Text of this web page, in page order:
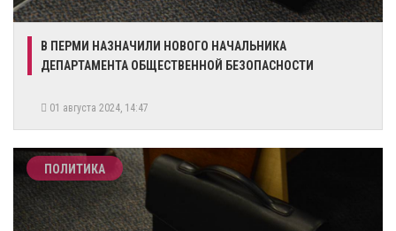
В ПЕРМИ НАЗНАЧИЛИ НОВОГО НАЧАЛЬНИКА
ДЕПАРТАМЕНТА ОБЩЕСТВЕННОЙ БЕЗОПАСНОСТИ
01 августа 2024, 14:47
ПОЛИТИКА